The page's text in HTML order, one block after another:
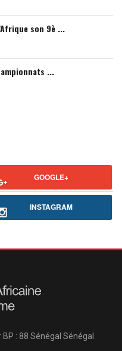
son 9è ...
...
GOOGLE+
INSTAGRAM
BP : 88 Sénégal Sénégal